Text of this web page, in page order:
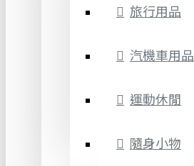
旅行用品
汽機車用品
運動休閒
隨身小物